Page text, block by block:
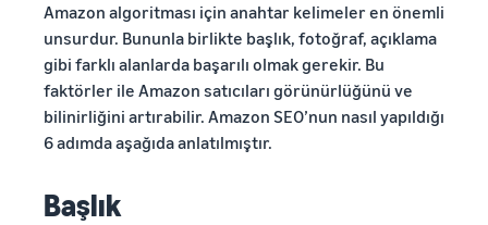
Amazon algoritması için anahtar kelimeler en önemli
unsurdur. Bununla birlikte başlık, fotoğraf, açıklama
gibi farklı alanlarda başarılı olmak gerekir. Bu
faktörler ile Amazon satıcıları görünürlüğünü ve
bilinirliğini artırabilir. Amazon SEO’nun nasıl yapıldığı
6 adımda aşağıda anlatılmıştır.
Başlık